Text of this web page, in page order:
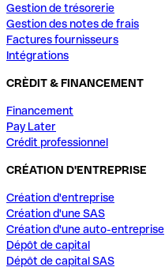
Gestion de trésorerie
Gestion des notes de frais
Factures fournisseurs
Intégrations
CRÈDIT & FINANCEMENT
Financement
Pay Later
Crédit professionnel
CRÉATION D'ENTREPRISE
Création d'entreprise
Création d'une SAS
Création d'une auto-entreprise
Dépôt de capital
Dépôt de capital SAS